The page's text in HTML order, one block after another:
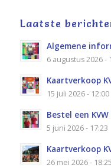
Laatste
Algemene
6 augustus 2026 -
Kaartverkoop
15 juli 2026 - 12:00
Bestel een
5 juni 2026 - 17:23
Kaartverkoop
26 mei 2026 - 18:25